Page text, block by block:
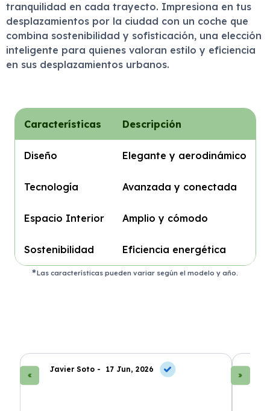
tranquilidad en cada trayecto. Impresiona en tus
desplazamientos por la ciudad con un coche que
combina sostenibilidad y sofisticación, una elección
inteligente para quienes valoran estilo y eficiencia
en sus desplazamientos urbanos.
Características Descripción
Diseño Elegante y aerodinámico
Tecnología Avanzada y conectada
Espacio Interior Amplio y cómodo
Sostenibilidad Eficiencia energética
Las características pueden variar según el modelo y año.
Javier Soto - 17 Jun, 2026